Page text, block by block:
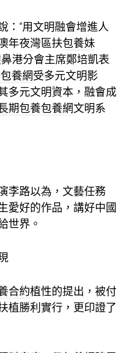
：“用文明融會增進人
年夜灣區扶包養妹
港分會主席鄭培凱表
養網受多元文明影
多元文明資本，融會成
期包養包養網文明系
李路以為，文藝任務
愛好的作品，講好中國
世界。
合約植性的提出，被付
植勝利實行，更印證了